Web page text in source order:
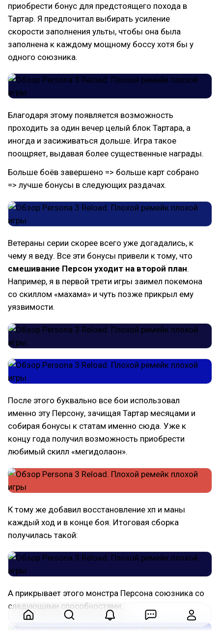
приобрести бонус для предстоящего похода в
Тартар. Я предпочитал выбирать усиление
скорости заполнения ульты, чтобы она была
заполнена к каждому мощному боссу хотя бы у
одного союзника.
Благодаря этому появляется возможность
проходить за один вечер целый блок Тартара, а
иногда и засиживаться дольше. Игра такое
поощряет, выдавая более существенные награды.
Больше боёв завершено => больше карт собрано
=> лучше бонусы в следующих раздачах.
Ветераны серии скорее всего уже догадались, к
чему я веду. Все эти бонусы привели к тому, что
смешивание Персон уходит на второй план.
Например, я в первой трети игры заимел покемона
со скиллом «махама» и чуть позже прикрыл ему
уязвимости.
После этого буквально все бои использовал
именно эту Персону, зачищая Тартар месяцами и
собирая бонусы к статам именно сюда. Уже к
концу года получил возможность приобрести
любимый скилл «мегидолаон».
К тому же добавил восстановление хп и маны
каждый ход и в конце боя. Итоговая сборка
получилась такой:
А прикрывает этого монстра Персона союзника со
следующими способностями: